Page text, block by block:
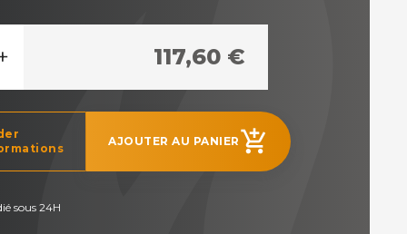
117,60 €
AJOUTER AU PANIER add_shopping_cart
sous 24H